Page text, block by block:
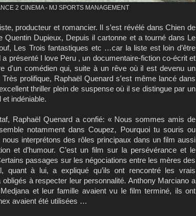
2 CINEMA - MJ SPORTS MANAGEMENT
producteur et romancier. Il s’est révélé dans Chien de
Dupieux, Depuis il cartonne et a tourné dans Le
Les Trois fantastiques etc …car la liste est loin d’être
présenté I love Peru , un documentaire-fiction co-écrit et
d'un comédien qui, suite à un rêve où il est devenu un
prolifique, Raphaël Quenard s’est même lancé dans
thriller plein de suspense où il se distingue par un
et indéniable.
Raphaël Quenard a confié: « Nous sommes amis de
notamment dans Coupez, Pourquoi tu souris ou
nous interprétons des rôles principaux dans un film aussi
et d’humour. C’est un film sur la persévérance et le
passages sur les négociations entre les mères des
quant à lui, a expliqué qu’ils ont rencontré les vrais
à respecter leur personnalité. Anthony Marciano a
et leur famille avaient vu le film terminé, ils ont
avaient été utilisées …